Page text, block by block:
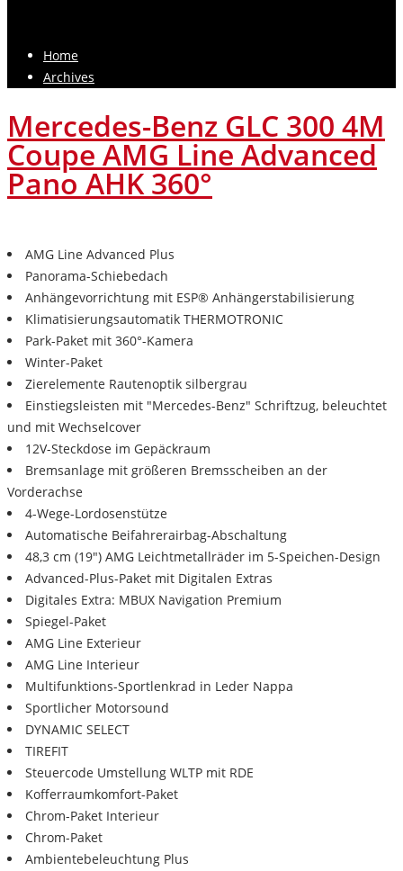
Home
Archives
Mercedes-Benz GLC 300 4M
Coupe AMG Line Advanced
Pano AHK 360°
AMG Line Advanced Plus
Panorama-Schiebedach
Anhängevorrichtung mit ESP® Anhängerstabilisierung
Klimatisierungsautomatik THERMOTRONIC
Park-Paket mit 360°-Kamera
Winter-Paket
Zierelemente Rautenoptik silbergrau
Einstiegsleisten mit "Mercedes-Benz" Schriftzug, beleuchtet
und mit Wechselcover
12V-Steckdose im Gepäckraum
Bremsanlage mit größeren Bremsscheiben an der
Vorderachse
4-Wege-Lordosenstütze
Automatische Beifahrerairbag-Abschaltung
48,3 cm (19") AMG Leichtmetallräder im 5-Speichen-Design
Advanced-Plus-Paket mit Digitalen Extras
Digitales Extra: MBUX Navigation Premium
Spiegel-Paket
AMG Line Exterieur
AMG Line Interieur
Multifunktions-Sportlenkrad in Leder Nappa
Sportlicher Motorsound
DYNAMIC SELECT
TIREFIT
Steuercode Umstellung WLTP mit RDE
Kofferraumkomfort-Paket
Chrom-Paket Interieur
Chrom-Paket
Ambientebeleuchtung Plus